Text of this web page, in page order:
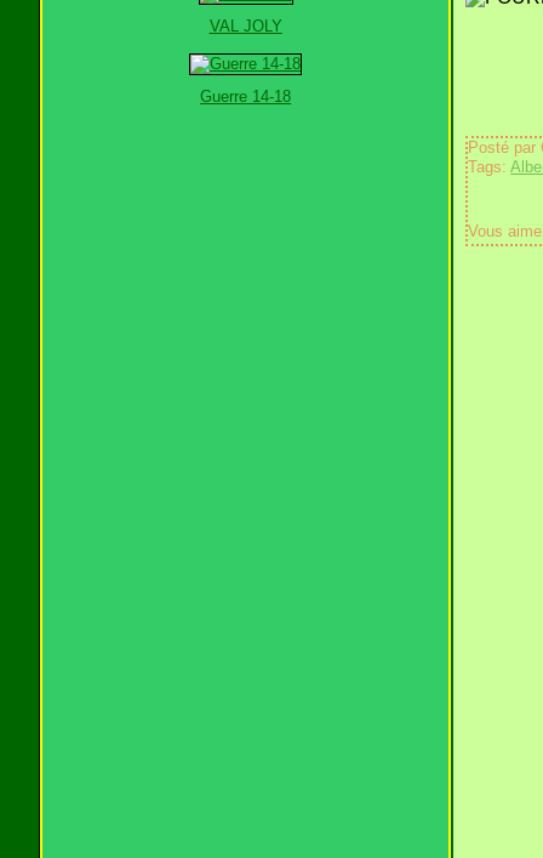
VAL JOLY
Guerre 14-18
Posté par
Tags:
Vous